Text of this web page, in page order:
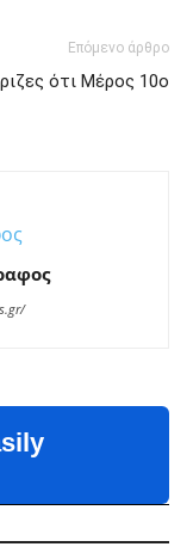
Επόμενο άρθρο
ότι Μέρος 10ο